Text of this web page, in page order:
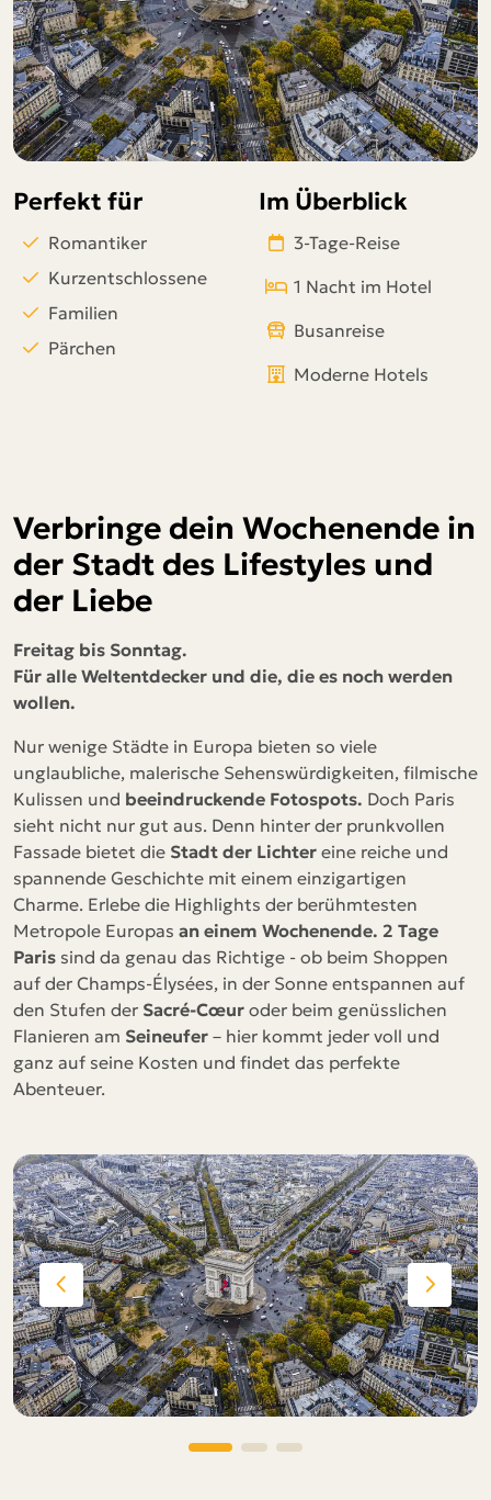
Perfekt für
Romantiker
Kurzentschlossene
Familien
Pärchen
Im Überblick
3-Tage-Reise
1 Nacht im Hotel
Busanreise
Moderne Hotels
Verbringe dein Wochenende in
der Stadt des Lifestyles und
der Liebe
Freitag bis Sonntag.
Für alle Weltentdecker und die, die es noch werden
wollen.
Nur wenige Städte in Europa bieten so viele
unglaubliche, malerische Sehenswürdigkeiten, filmische
Kulissen und beeindruckende Fotospots. Doch Paris
sieht nicht nur gut aus. Denn hinter der prunkvollen
Fassade bietet die Stadt der Lichter eine reiche und
spannende Geschichte mit einem einzigartigen
Charme. Erlebe die Highlights der berühmtesten
Metropole Europas an einem Wochenende. 2 Tage
Paris sind da genau das Richtige - ob beim Shoppen
auf der Champs-Élysées, in der Sonne entspannen auf
den Stufen der Sacré-Cœur oder beim genüsslichen
Flanieren am Seineufer – hier kommt jeder voll und
ganz auf seine Kosten und findet das perfekte
Abenteuer.
Telegram
per E-Mail senden